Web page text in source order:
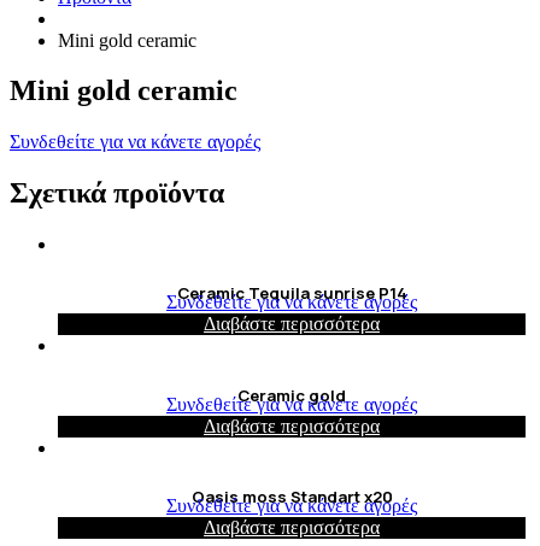
Mini gold ceramic
Mini gold ceramic
Συνδεθείτε για να κάνετε αγορές
Σχετικά προϊόντα
Ceramic Tequila sunrise P14
Συνδεθείτε για να κάνετε αγορές
Διαβάστε περισσότερα
Ceramic gold
Συνδεθείτε για να κάνετε αγορές
Διαβάστε περισσότερα
Oasis moss Standart x20
Συνδεθείτε για να κάνετε αγορές
Διαβάστε περισσότερα